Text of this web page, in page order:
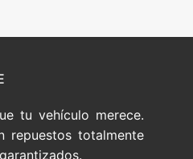
tu vehículo merece.
repuestos totalmente